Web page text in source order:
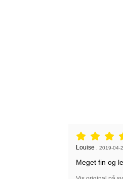
Anmeldelser: 5
Anmeldelser af:
Louise , 2019-04-
Meget fin og